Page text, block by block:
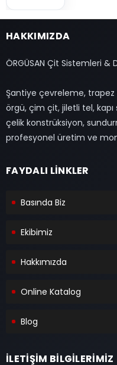
HAKKIMIZDA
ÖRGÜSAN Çit Sistemleri &
Şantiye çevreleme,
örgü, çim çit, jiletli tel,
çelik konstrüksiyon,
profesyonel üretim ve
FAYDALI LİNKLER
Basında Biz
Ekibimiz
Hakkımızda
Online Katalog
Blog
İLETİŞİM BİLGİLERİMİZ